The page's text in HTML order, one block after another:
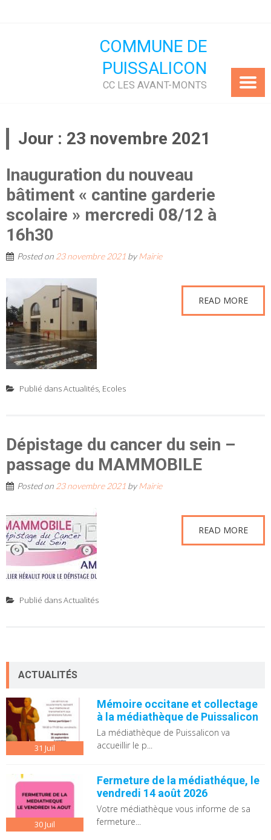
COMMUNE DE
PUISSALICON
CC LES AVANT-MONTS
Jour : 23 novembre 2021
Inauguration du nouveau
bâtiment « cantine garderie
scolaire » mercredi 08/12 à
16h30
Posted on 23 novembre 2021 byMairie
READ MORE
Publié dansActualités, Ecoles
Dépistage du cancer du sein –
passage du MAMMOBILE
Posted on 23 novembre 2021 byMairie
READ MORE
Publié dansActualités
ACTUALITÉS
31 Juil
Mémoire occitane et collectage
à la médiathèque de Puissalicon
La médiathèque de Puissalicon va
accueillir le p...
30Juil
Fermeture de la médiathéque, le
vendredi 14 août 2026
Votre médiathèque vous informe de sa
fermeture...